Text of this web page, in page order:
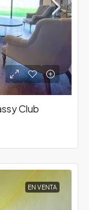
Club
EN VENTA